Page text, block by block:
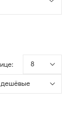
8
дешёвые